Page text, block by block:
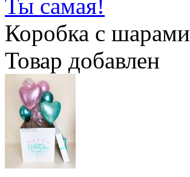
Ты самая!
Коробка с шарами
Товар добавлен